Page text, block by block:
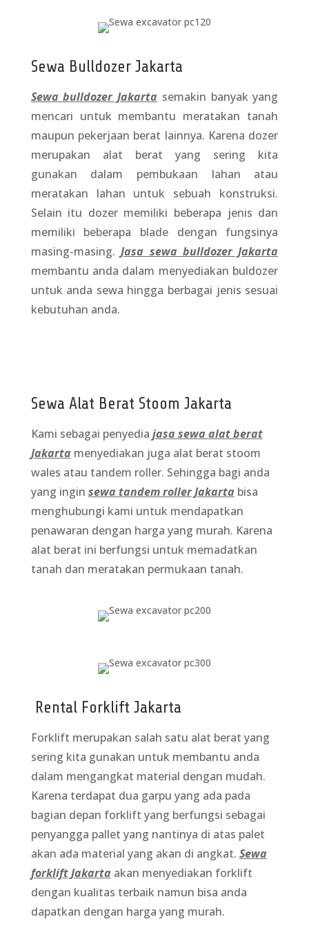
Sewa Bulldozer Jakarta
Sewa bulldozer Jakarta semakin banyak yang
mencari untuk membantu meratakan tanah
maupun pekerjaan berat lainnya. Karena dozer
merupakan alat berat yang sering kita
gunakan dalam pembukaan lahan atau
meratakan lahan untuk sebuah konstruksi.
Selain itu dozer memiliki beberapa jenis dan
memiliki beberapa blade dengan fungsinya
masing-masing.Jasa sewa bulldozer Jakarta
membantu anda dalam menyediakan buldozer
untuk anda sewa hingga berbagai jenis sesuai
kebutuhan anda.
Sewa Alat Berat Stoom Jakarta
Kami sebagai penyedia jasa sewa alat berat
Jakarta menyediakan juga alat berat stoom
wales atau tandem roller. Sehingga bagi anda
yang ingin sewa tandem roller Jakarta bisa
menghubungi kami untuk mendapatkan
penawaran dengan harga yang murah. Karena
alat berat ini berfungsi untuk memadatkan
tanah dan meratakan permukaan tanah.
Rental Forklift Jakarta
Forklift merupakan salah satu alat berat yang
sering kita gunakan untuk membantu anda
dalam mengangkat material dengan mudah.
Karena terdapat dua garpu yang ada pada
bagian depan forklift yang berfungsi sebagai
penyangga pallet yang nantinya di atas palet
akan ada material yang akan di angkat. Sewa
forklift Jakarta akan menyediakan forklift
dengan kualitas terbaik namun bisa anda
dapatkan dengan harga yang murah.